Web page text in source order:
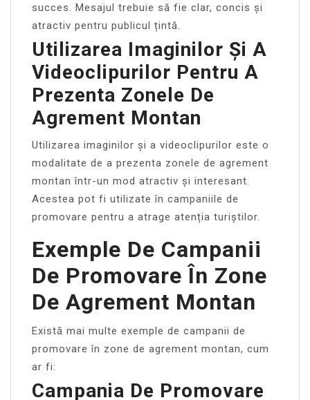
succes. Mesajul trebuie să fie clar, concis și
atractiv pentru publicul țintă.
Utilizarea Imaginilor Și A
Videoclipurilor Pentru A
Prezenta Zonele De
Agrement Montan
Utilizarea imaginilor și a videoclipurilor este o
modalitate de a prezenta zonele de agrement
montan într-un mod atractiv și interesant.
Acestea pot fi utilizate în campaniile de
promovare pentru a atrage atenția turiștilor.
Exemple De Campanii
De Promovare În Zone
De Agrement Montan
Există mai multe exemple de campanii de
promovare în zone de agrement montan, cum
ar fi:
Campania De Promovare